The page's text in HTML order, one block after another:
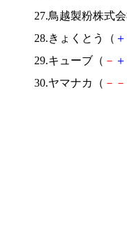
27.鳥越製粉株式
28.きょくとう（ ＋
29.キューブ（ － ＋
30.ヤマナカ（ － －